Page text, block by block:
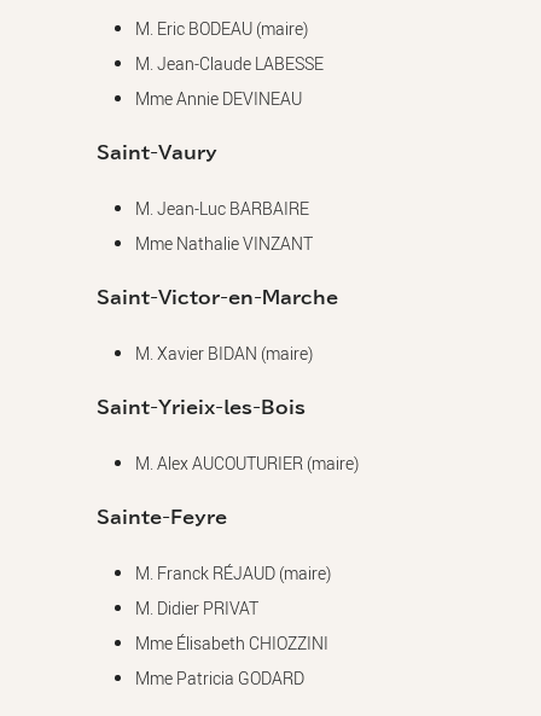
M. Eric BODEAU (maire)
M. Jean-Claude LABESSE
Mme Annie DEVINEAU
Saint-Vaury
M. Jean-Luc BARBAIRE
Mme Nathalie VINZANT
Saint-Victor-en-Marche
M. Xavier BIDAN (maire)
Saint-Yrieix-les-Bois
M. Alex AUCOUTURIER (maire)
Sainte-Feyre
M. Franck RÉJAUD (maire)
M. Didier PRIVAT
Mme Élisabeth CHIOZZINI
Mme Patricia GODARD